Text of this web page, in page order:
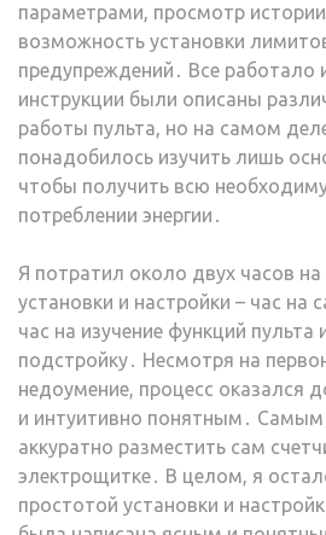
параметрами, просмотр
возможность установки
предупреждений․ Все работало
инструкции были описаны
работы пульта, но на самом
понадобилось изучить лишь
чтобы получить всю
потреблении энергии․
Я потратил около двух часов
установки и настройки – час на
час на изучение функций
подстройку․ Несмотря на
недоумение, процесс оказался
и интуитивно понятным․
аккуратно разместить сам
электрощитке․ В целом, я
простотой установки и